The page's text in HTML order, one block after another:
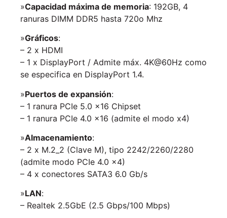
»Capacidad máxima de memoria: 192GB, 4
ranuras DIMM DDR5 hasta 720o Mhz
»Gráficos:
– 2 x HDMI
– 1 x DisplayPort / Admite máx. 4K@60Hz como
se especifica en DisplayPort 1.4.
»Puertos de expansión:
– 1 ranura PCIe 5.0 x16 Chipset
– 1 ranura PCIe 4.0 x16 (admite el modo x4)
»Almacenamiento:
– 2 x M.2_2 (Clave M), tipo 2242/2260/2280
(admite modo PCIe 4.0 x4)
– 4 x conectores SATA3 6.0 Gb/s
»LAN:
– Realtek 2.5GbE (2.5 Gbps/100 Mbps)